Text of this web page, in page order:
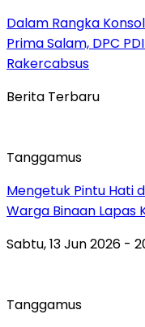
Dalam Rangka
Prima Salam, DPC
Rakercabsus
Berita Terbaru
Tanggamus
Mengetuk Pintu Hati
Warga Binaan Lapas
Sabtu, 13 Jun 2026 -
Tanggamus